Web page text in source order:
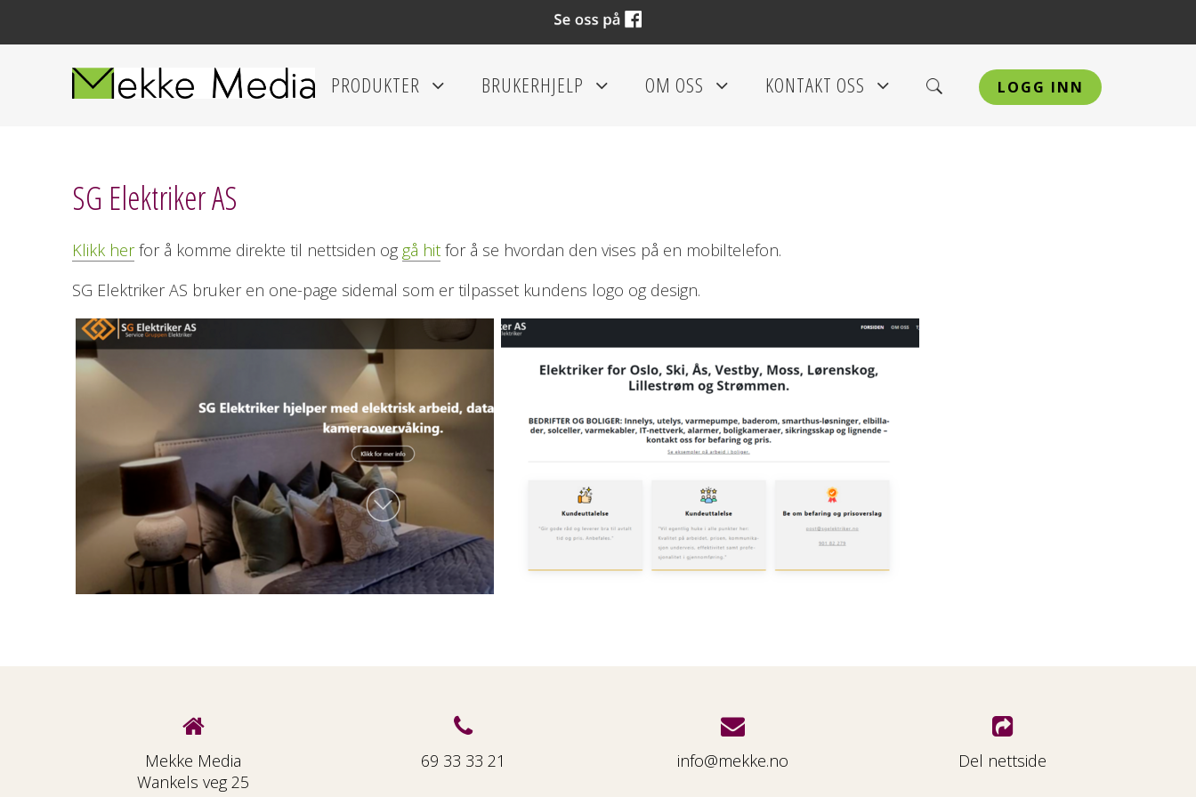
PRODUKTER BRUKERHJELP OM OSS KONTAKT OSS LOGG INN
SG Elektriker AS
Klikk herfor å komme direkte til nettsiden og gå hitfor å se hvordan den vises på en mobiltelefon.
SG Elektriker AS bruker en one-page sidemal som er tilpasset kundens logo og design.
Mekke Media
Wankels veg 25
69 33 33 21 info@mekke.no Del nettside